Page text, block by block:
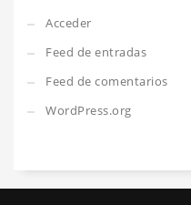
Acceder
Feed de entradas
Feed de comentarios
WordPress.org